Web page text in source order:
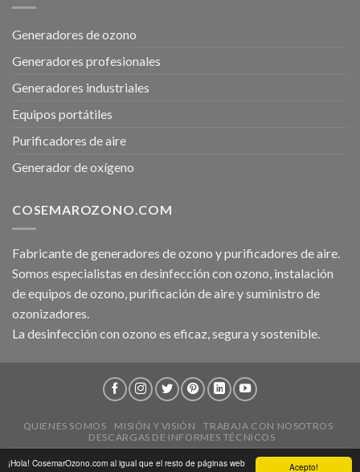
Acepto!
¡Hola! CosemarOzono.com al igual que el resto de páginas web
Generadores de ozono
Generadores profesionales
Generadores industriales
Equipos portátiles
Purificadores de aire
Generador de oxígeno
COSEMAROZONO.COM
Fabricante de generadores de ozono y purificadores de aire.
Somos especialistas en desinfección con ozono, instalación
de equipos de ozono, purificación de aire y suministro de
ozonizadores.
La desinfección con ozono es eficaz, segura y sostenible.
QUIENES SOMOS MISIÓN Y VISIÓN
TRABAJA CON NOSOTROS
DESCARGAS DE INFORMES TÉCNICOS
2026 ©CosemarOzono.com|Aviso Legal|Política de Privacidad